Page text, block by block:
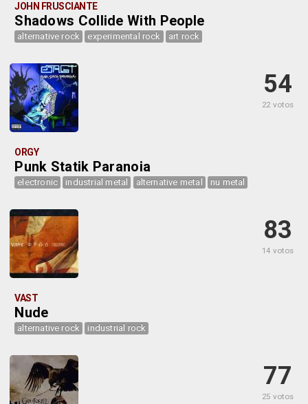
JOHN FRUSCIANTE
Shadows Collide With People
alternative rock experimental rock art rock
54
22 votos
ORGY
Punk Statik Paranoia
electronic industrial metal alternative metal nu metal
83
14 votos
VAST
Nude
alternative rock industrial rock
77
25 votos